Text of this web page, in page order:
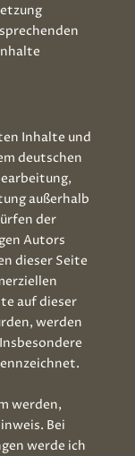
Inhalte und
deutschen
außerhalb
der
Autors
dieser Seite
auf dieser
werden
werden,
Bei
werde ich